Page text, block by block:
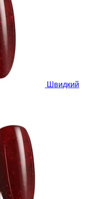
Швидкий